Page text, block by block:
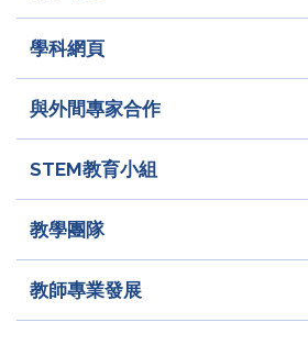
學科網頁
與外間專家合作
STEM教育小組
教學團隊
教師專業發展